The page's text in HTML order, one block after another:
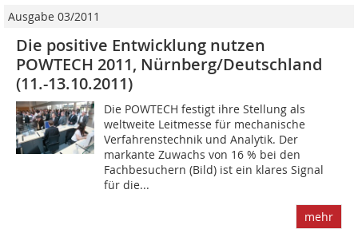
Ausgabe 03/2011
Die positive Entwicklung nutzen
POWTECH 2011, Nürnberg/Deutschland
(11.-13.10.2011)
Die POWTECH festigt ihre Stellung als
weltweite Leitmesse für mechanische
Verfahrenstechnik und Analytik. Der
markante Zuwachs von 16 % bei den
Fachbesuchern (Bild) ist ein klares Signal
für die...
mehr